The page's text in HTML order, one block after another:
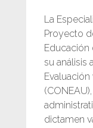
La
Proyecto
Educación
su análisis
dictamen